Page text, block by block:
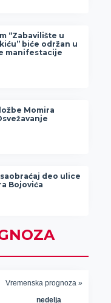
“Zabavilište u
biće održan u
manifestacije
Momira
deo ulice
Bojovića